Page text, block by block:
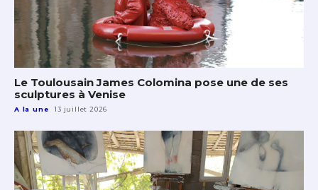
Le Toulousain James Colomina pose une de ses
sculptures à Venise
A la une 13 juillet 2026